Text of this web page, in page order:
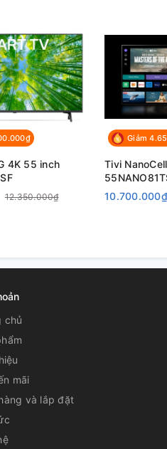
chơi game Auto Low Latency
bộ mã hóa Video decoder (VP9,
AI 4K
nói LG Voice Recognition
nói trên YouTube bằng tiếng
tiếng Việt)
(Chưa có tiếng Việt)
Share
tích hợp micro tìm kiếm giọng nói
4K 55 inch
12.350.000₫
Giảm
Tivi
10.700.000₫
chủ
mãi
và lắp đặt